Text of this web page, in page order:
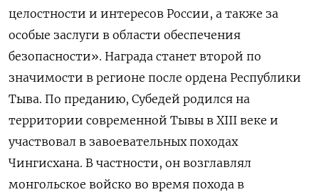
целостности и интересов России, а также за
особые заслуги в области обеспечения
безопасности». Награда станет второй по
значимости в регионе после ордена Республики
Тыва. По преданию, Субедей родился на
территории современной Тывы в XIII веке и
участвовал в завоевательных походах
Чингисхана. В частности, он возглавлял
монгольское войско во время похода в